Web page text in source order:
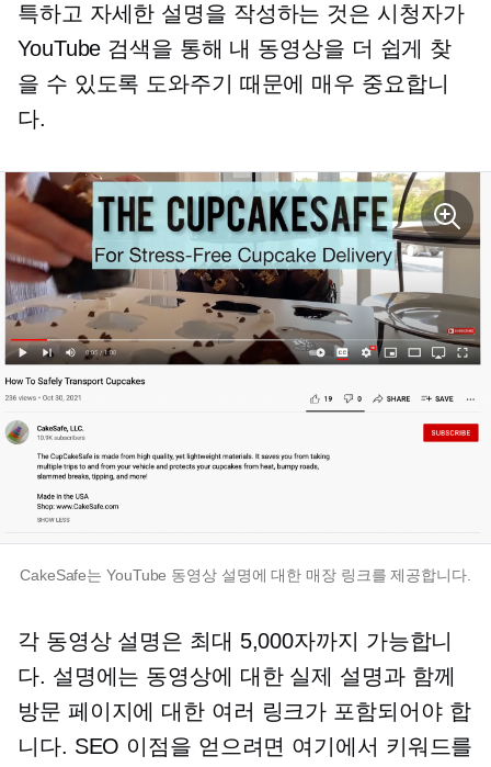
특하고 자세한 설명을 작성하는 것은 시청자가
YouTube 검색을 통해 내 동영상을 더 쉽게 찾
을 수 있도록 도와주기 때문에 매우 중요합니
다.
CakeSafe는 YouTube 동영상 설명에 대한 매장 링크를 제공합니다.
각 동영상 설명은 최대 5,000자까지 가능합니
다. 설명에는 동영상에 대한 실제 설명과 함께
방문 페이지에 대한 여러 링크가 포함되어야 합
니다. SEO 이점을 얻으려면 여기에서 키워드를